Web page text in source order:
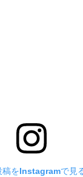
稿をInstagramで見